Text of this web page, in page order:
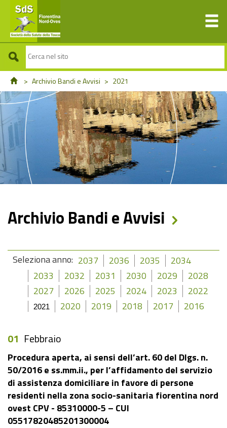
> Archivio Bandi e Avvisi > 2021
Archivio Bandi e Avvisi
Seleziona anno: 2037 2036 2035
2034
2033
2032 2031 2030 2029
2028
2027
2026 2025 2024 2023 2022
2021 2020 2019 2018 2017 2016
01 Febbraio
Procedura aperta, ai sensi dell’art. 60 del Dlgs. n.
50/2016 e ss.mm.ii., per l’affidamento del servizio
di assistenza domiciliare in favore di persone
residenti nella zona socio-sanitaria fiorentina nord
ovest CPV - 85310000-5 – CUI
05517820485201300004